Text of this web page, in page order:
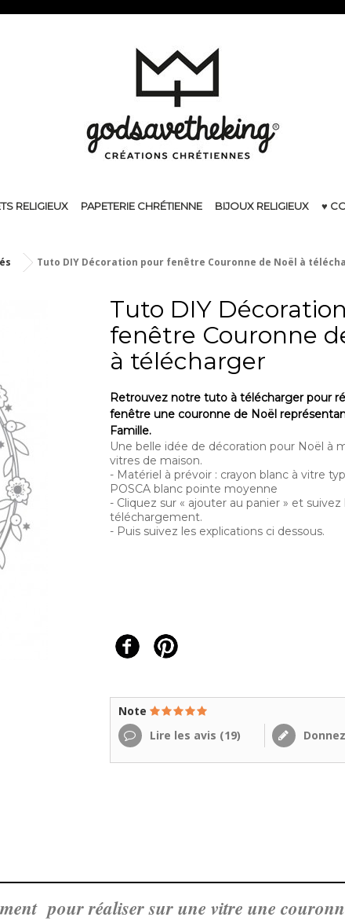
RELIGIEUX PAPETERIE CHRÉTIENNE BIJOUX RELIGIEUX ♥
Tuto DIY Décoration pour fenêtre Couronne de Noël à
Tuto DIY
fenêtre Couronne
à télécharger
Retrouvez notre tuto à télécharger pour
fenêtre une couronne de Noël
Famille.
Une belle idée de décoration pour Noël à
vitres de maison.
- Matériel à prévoir : crayon blanc à vitre
POSCA blanc pointe moyenne
- Cliquez sur « ajouter au panier » et
téléchargement.
- Puis suivez les explications ci dessous.
Note
Lire les avis (19)
pour réaliser sur une vitre une